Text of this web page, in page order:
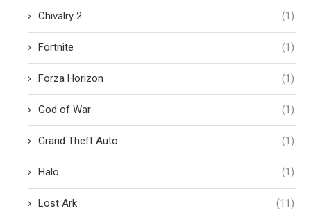
Chivalry 2 (1)
Fortnite (1)
Forza Horizon (1)
God of War (1)
Grand Theft Auto (1)
Halo (1)
Lost Ark (11)